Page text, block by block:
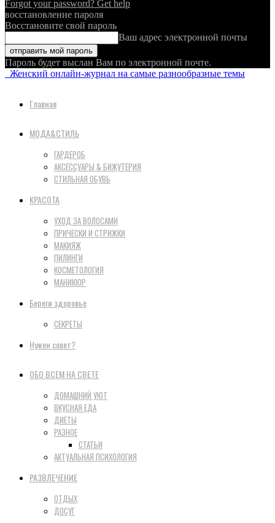
Forgot your password? Get help
восстановление пароля
Восстановите свой пароль
Ваш адрес электронной почты
Пароль будет выслан Вам по электронной почте.
Женский онлайн-журнал на самые разнообразные темы
Главная
МОДА&СТИЛЬ
ГАРДЕРОБ
АКСЕССУАРЫ & БИЖУТЕРИЯ
СТИЛЬНАЯ ОБУВЬ
КРАСОТА
УХОД ЗА ВОЛОСАМИ
ПРИЧЕСКИ И СТРИЖКИ
МАКИЯЖ
ПИЛИНГИ
КОСМЕТОЛОГИЯ
МАНИКЮР
Береги здоровье
СЕКРЕТЫ
Нужен совет?
ОБО ВСЕМ НА СВЕТЕ
ДОМАШНИЙ УЮТ
ВКУСНАЯ ЕДА
ДИЕТЫ
РАЗНОЕ
СТАТЬИ
АКТУАЛЬНАЯ ПСИХОЛОГИЯ
РАЗВЛЕЧЕНИЕ
ОТДЫХ
ДОСУГ